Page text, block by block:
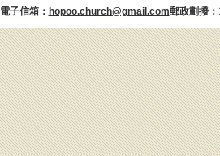
電子信箱： hopoo.church@gmail.com郵政劃撥：